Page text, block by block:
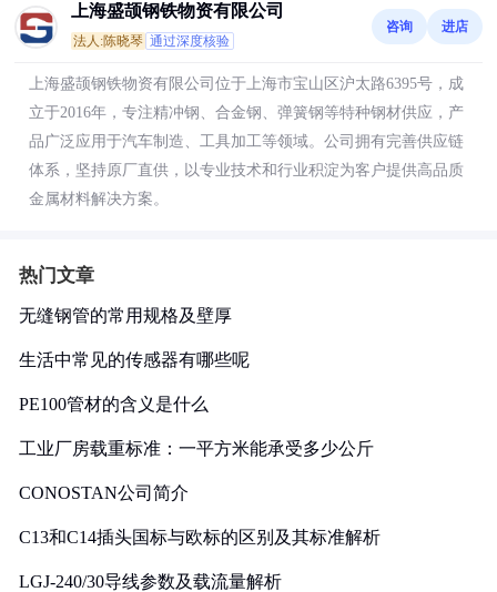
上海盛颉钢铁物资有限公司
法人:陈晓琴 通过深度核验
咨询 进店
上海盛颉钢铁物资有限公司位于上海市宝山区沪太路6395号，成
立于2016年，专注精冲钢、合金钢、弹簧钢等特种钢材供应，产
品广泛应用于汽车制造、工具加工等领域。公司拥有完善供应链
体系，坚持原厂直供，以专业技术和行业积淀为客户提供高品质
金属材料解决方案。
热门文章
无缝钢管的常用规格及壁厚
生活中常见的传感器有哪些呢
PE100管材的含义是什么
工业厂房载重标准：一平方米能承受多少公斤
CONOSTAN公司简介
C13和C14插头国标与欧标的区别及其标准解析
LGJ-240/30导线参数及载流量解析